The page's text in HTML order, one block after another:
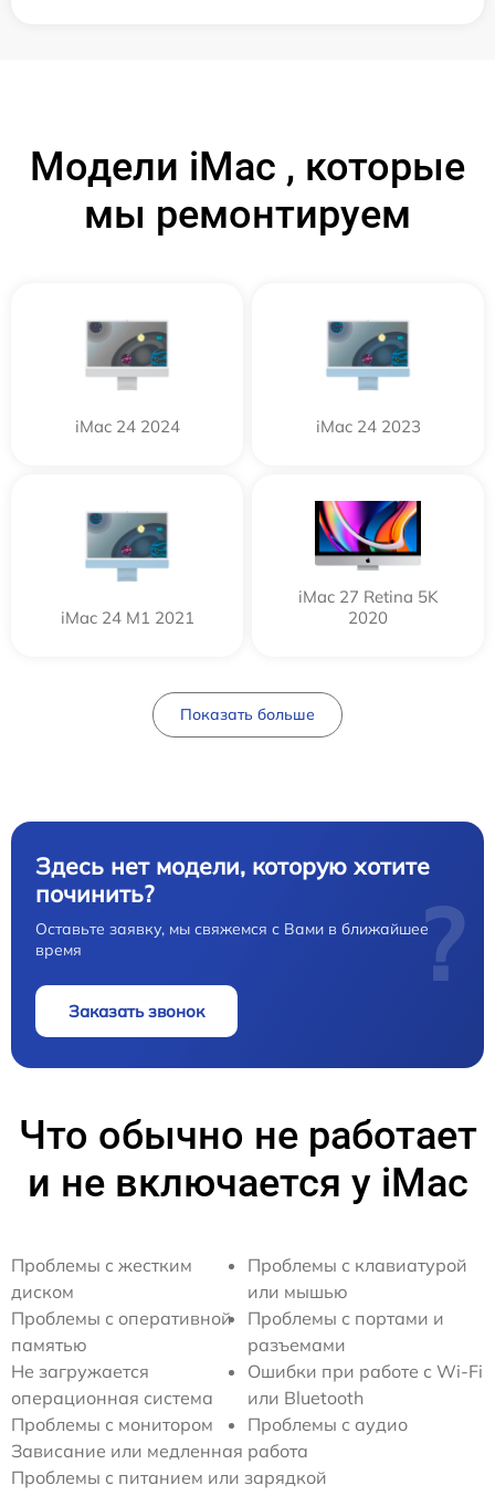
Модели iMac , которые
мы ремонтируем
iMac 24 2024 iMac 24 2023
iMac 24 M1 2021
iMac 27 Retina 5K
2020
Показать больше
Здесь нет модели, которую хотите
починить?
Оставьте заявку, мы свяжемся с Вами в ближайшее
время
Заказать звонок
?
Что обычно не работает
и не включается у iMac
Проблемы с жестким
диском
Проблемы с оперативной
памятью
Не загружается
операционная система
Проблемы с монитором
Проблемы с клавиатурой
или мышью
Проблемы с портами и
разъемами
Ошибки при работе с Wi-Fi
или Bluetooth
Проблемы с аудио
Зависание или медленная работа
Проблемы с питанием или зарядкой